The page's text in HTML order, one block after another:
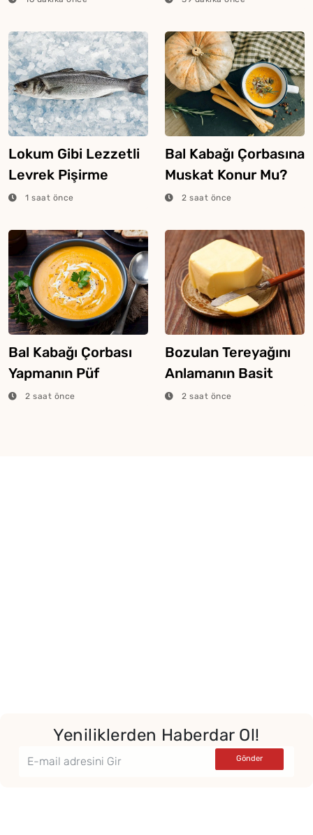
Lokum Gibi Lezzetli
Levrek Pişirme
Tüyosu
1 saat önce
Bal Kabağı Çorbasına
Muskat Konur Mu?
2 saat önce
Bal Kabağı Çorbası
Yapmanın Püf
Noktaları
2 saat önce
Bozulan Tereyağını
Anlamanın Basit
Yolları
2 saat önce
Yeniliklerden Haberdar Ol!